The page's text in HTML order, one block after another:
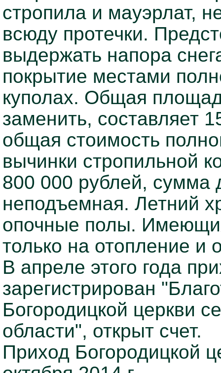
стропила и мауэрлат,
всюду протечки.
выдержать напора
покрытие местами
куполах. Общая
заменить, составляет
общая стоимость
вычинки стропильной
800 000 рублей, сумма
неподъемная. Летний
опочные полы.
только на отопление
В апреле этого года
зарегистрирован
Богородицкой церкви
области", открыт счет.
Приход Богородицкой